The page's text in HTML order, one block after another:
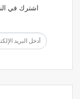
اشترك في